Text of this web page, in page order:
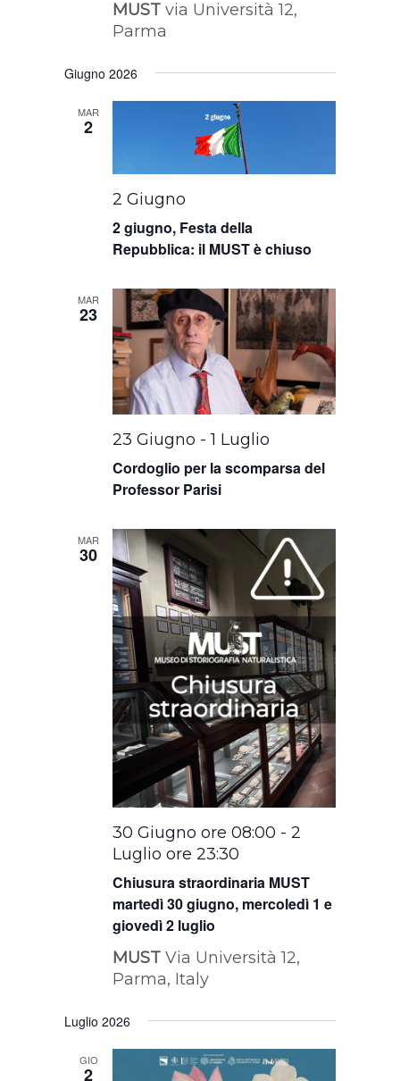
MUSTvia Università 12,
Parma
Giugno 2026
MAR
2
2 giugno, Festa della
Repubblica: il MUST è chiuso
2 Giugno
MAR
23
Cordoglio per la scomparsa del
Professor Parisi
23 Giugno -1 Luglio
MAR
30
Chiusura straordinaria MUST
martedì 30 giugno, mercoledì 1 e
giovedì 2 luglio
30 Giugno ore 08:00 -2
Luglio ore 23:30
MUSTVia Università 12,
Parma, Italy
Luglio 2026
GIO
2